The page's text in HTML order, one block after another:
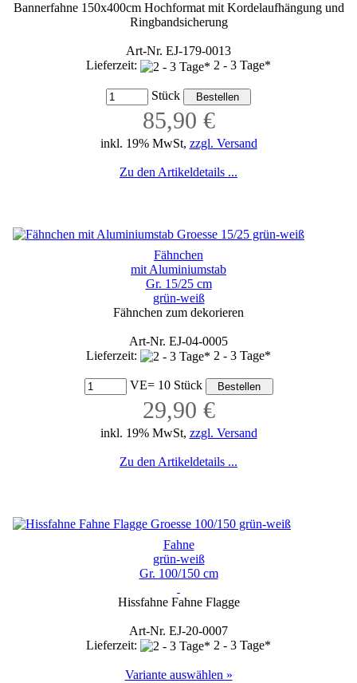
Bannerfahne 150x400cm Hochformat mit Kordelaufhängung und
Ringbandsicherung
Art-Nr. EJ-179-0013
Lieferzeit:
2 - 3 Tage*
Stück
85,90 €
inkl. 19% MwSt, zzgl. Versand
Zu den Artikeldetails ...
Fähnchen
mit Aluminiumstab
Gr. 15/25 cm
grün-weiß
Fähnchen zum dekorieren
Art-Nr. EJ-04-0005
Lieferzeit:
2 - 3 Tage*
VE= 10 Stück
29,90 €
inkl. 19% MwSt, zzgl. Versand
Zu den Artikeldetails ...
Fahne
grün-weiß
Gr. 100/150 cm
Hissfahne Fahne Flagge
Art-Nr. EJ-20-0007
Lieferzeit:
2 - 3 Tage*
Variante auswählen »